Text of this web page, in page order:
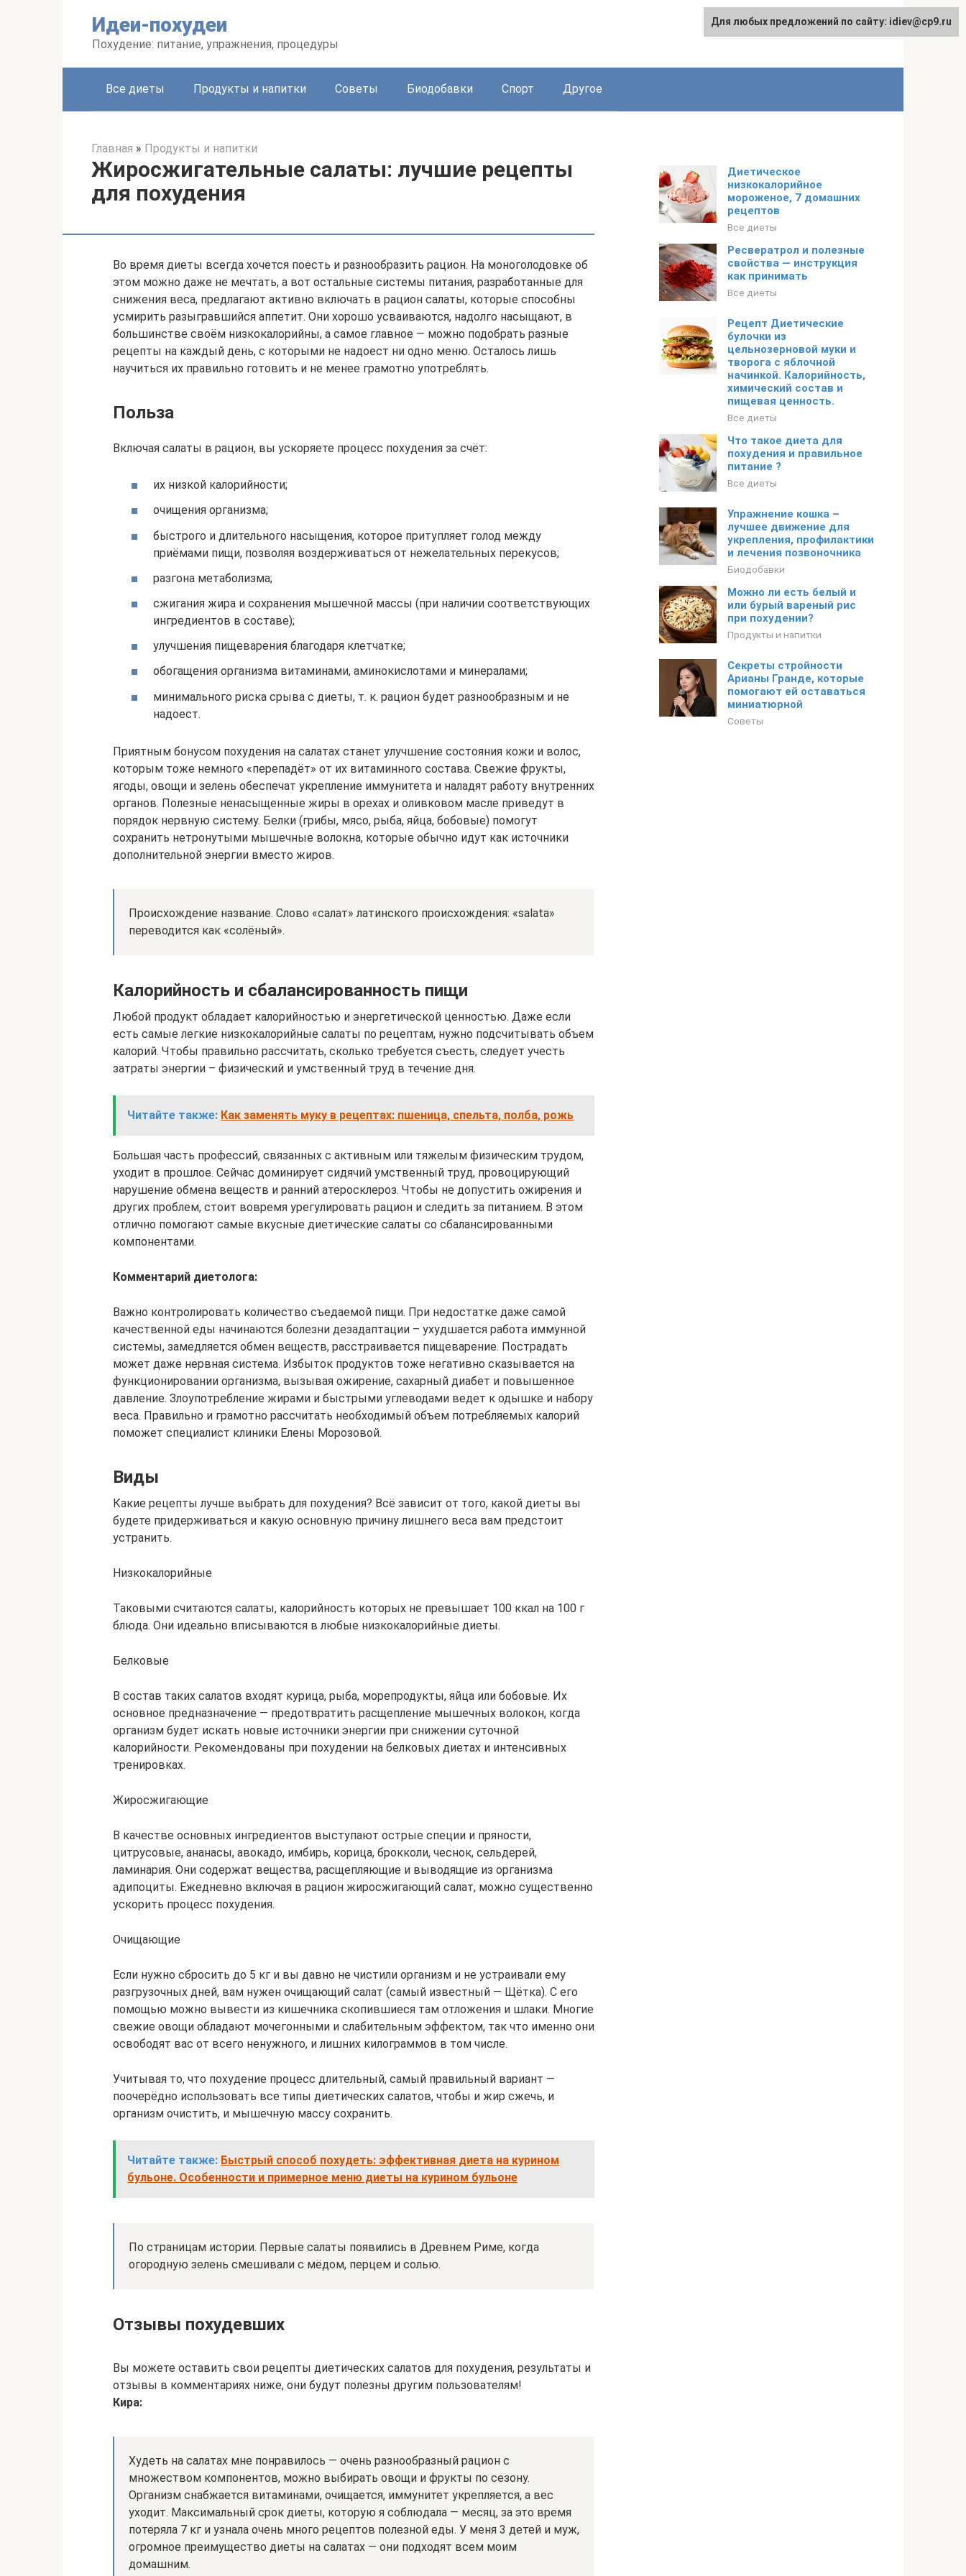
Идеи-похудеи
Похудение: питание, упражнения, процедуры
Все диеты Продукты и напитки Советы Биодобавки Спорт Другое
Главная » Продукты и напитки
Жиросжигательные салаты: лучшие рецепты
для похудения
Во время диеты всегда хочется поесть и разнообразить рацион. На моноголодовке об
этом можно даже не мечтать, а вот остальные системы питания, разработанные для
снижения веса, предлагают активно включать в рацион салаты, которые способны
усмирить разыгравшийся аппетит. Они хорошо усваиваются, надолго насыщают, в
большинстве своём низкокалорийны, а самое главное — можно подобрать разные
рецепты на каждый день, с которыми не надоест ни одно меню. Осталось лишь
научиться их правильно готовить и не менее грамотно употреблять.
Польза
Включая салаты в рацион, вы ускоряете процесс похудения за счёт:
их низкой калорийности;
очищения организма;
быстрого и длительного насыщения, которое притупляет голод между
приёмами пищи, позволяя воздерживаться от нежелательных перекусов;
разгона метаболизма;
сжигания жира и сохранения мышечной массы (при наличии соответствующих
ингредиентов в составе);
улучшения пищеварения благодаря клетчатке;
обогащения организма витаминами, аминокислотами и минералами;
минимального риска срыва с диеты, т. к. рацион будет разнообразным и не
надоест.
Приятным бонусом похудения на салатах станет улучшение состояния кожи и волос,
которым тоже немного «перепадёт» от их витаминного состава. Свежие фрукты,
ягоды, овощи и зелень обеспечат укрепление иммунитета и наладят работу внутренних
органов. Полезные ненасыщенные жиры в орехах и оливковом масле приведут в
порядок нервную систему. Белки (грибы, мясо, рыба, яйца, бобовые) помогут
сохранить нетронутыми мышечные волокна, которые обычно идут как источники
дополнительной энергии вместо жиров.
Происхождение название. Слово «салат» латинского происхождения: «salata»
переводится как «солёный».
Калорийность и сбалансированность пищи
Любой продукт обладает калорийностью и энергетической ценностью. Даже если
есть самые легкие низкокалорийные салаты по рецептам, нужно подсчитывать объем
калорий. Чтобы правильно рассчитать, сколько требуется съесть, следует учесть
затраты энергии – физический и умственный труд в течение дня.
Читайте также: Как заменять муку в рецептах: пшеница, спельта, полба, рожь
Большая часть профессий, связанных с активным или тяжелым физическим трудом,
уходит в прошлое. Сейчас доминирует сидячий умственный труд, провоцирующий
нарушение обмена веществ и ранний атеросклероз. Чтобы не допустить ожирения и
других проблем, стоит вовремя урегулировать рацион и следить за питанием. В этом
отлично помогают самые вкусные диетические салаты со сбалансированными
компонентами.
Комментарий диетолога:
Важно контролировать количество съедаемой пищи. При недостатке даже самой
качественной еды начинаются болезни дезадаптации – ухудшается работа иммунной
системы, замедляется обмен веществ, расстраивается пищеварение. Пострадать
может даже нервная система. Избыток продуктов тоже негативно сказывается на
функционировании организма, вызывая ожирение, сахарный диабет и повышенное
давление. Злоупотребление жирами и быстрыми углеводами ведет к одышке и набору
веса. Правильно и грамотно рассчитать необходимый объем потребляемых калорий
поможет специалист клиники Елены Морозовой.
Виды
Какие рецепты лучше выбрать для похудения? Всё зависит от того, какой диеты вы
будете придерживаться и какую основную причину лишнего веса вам предстоит
устранить.
Низкокалорийные
Таковыми считаются салаты, калорийность которых не превышает 100 ккал на 100 г
блюда. Они идеально вписываются в любые низкокалорийные диеты.
Белковые
В состав таких салатов входят курица, рыба, морепродукты, яйца или бобовые. Их
основное предназначение — предотвратить расщепление мышечных волокон, когда
организм будет искать новые источники энергии при снижении суточной
калорийности. Рекомендованы при похудении на белковых диетах и интенсивных
тренировках.
Жиросжигающие
В качестве основных ингредиентов выступают острые специи и пряности,
цитрусовые, ананасы, авокадо, имбирь, корица, брокколи, чеснок, сельдерей,
ламинария. Они содержат вещества, расщепляющие и выводящие из организма
адипоциты. Ежедневно включая в рацион жиросжигающий салат, можно существенно
ускорить процесс похудения.
Очищающие
Если нужно сбросить до 5 кг и вы давно не чистили организм и не устраивали ему
разгрузочных дней, вам нужен очищающий салат (самый известный — Щётка). С его
помощью можно вывести из кишечника скопившиеся там отложения и шлаки. Многие
свежие овощи обладают мочегонными и слабительным эффектом, так что именно они
освободят вас от всего ненужного, и лишних килограммов в том числе.
Учитывая то, что похудение процесс длительный, самый правильный вариант —
поочерёдно использовать все типы диетических салатов, чтобы и жир сжечь, и
организм очистить, и мышечную массу сохранить.
Читайте также: Быстрый способ похудеть: эффективная диета на курином
бульоне. Особенности и примерное меню диеты на курином бульоне
По страницам истории. Первые салаты появились в Древнем Риме, когда
огородную зелень смешивали с мёдом, перцем и солью.
Отзывы похудевших
Вы можете оставить свои рецепты диетических салатов для похудения, результаты и
отзывы в комментариях ниже, они будут полезны другим пользователям!
Кира:
Худеть на салатах мне понравилось — очень разнообразный рацион с
множеством компонентов, можно выбирать овощи и фрукты по сезону.
Организм снабжается витаминами, очищается, иммунитет укрепляется, а вес
уходит. Максимальный срок диеты, которую я соблюдала — месяц, за это время
потеряла 7 кг и узнала очень много рецептов полезной еды. У меня 3 детей и муж,
огромное преимущество диеты на салатах — они подходят всем моим
домашним.
Диетическое
низкокалорийное
мороженое, 7 домашних
рецептов
Все диеты
Ресвератрол и полезные
свойства — инструкция
как принимать
Все диеты
Рецепт Диетические
булочки из
цельнозерновой муки и
творога с яблочной
начинкой. Калорийность,
химический состав и
пищевая ценность.
Все диеты
Что такое диета для
похудения и правильное
питание ?
Все диеты
Упражнение кошка –
лучшее движение для
укрепления, профилактики
и лечения позвоночника
Биодобавки
Можно ли есть белый и
или бурый вареный рис
при похудении?
Продукты и напитки
Секреты стройности
Арианы Гранде, которые
помогают ей оставаться
миниатюрной
Советы
Для любых предложений по сайту: idiev@cp9.ru